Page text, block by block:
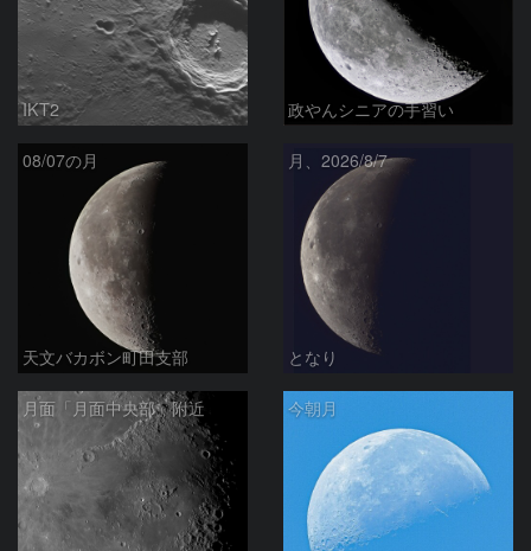
IKT2 政やんシニアの手習い
08/07の月
天文バカボン町田支部
月、2026/8/7
となり
月面「月面中央部」附近 今朝月